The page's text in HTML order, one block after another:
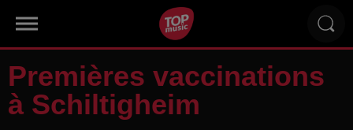
Premières vaccinations
à Schiltigheim